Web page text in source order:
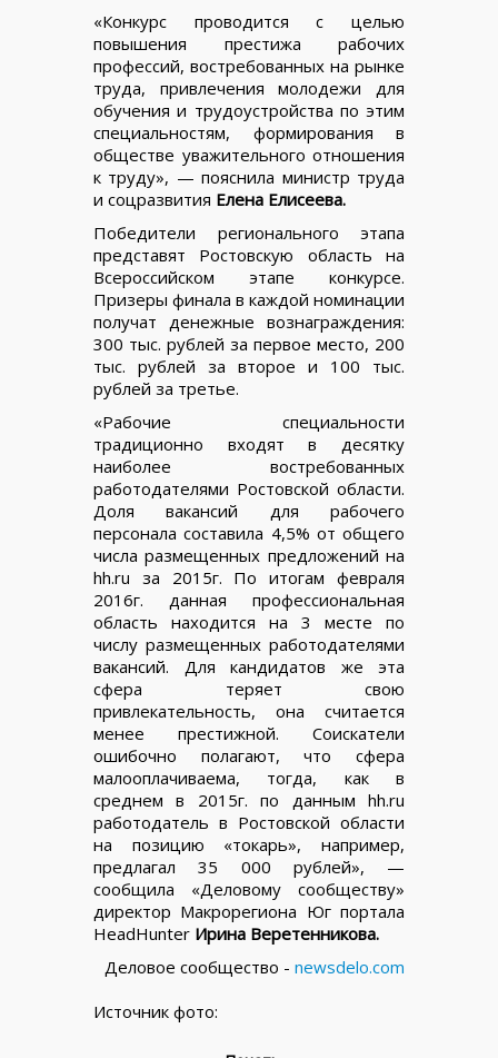
«Конкурс проводится с целью
повышения престижа рабочих
профессий, востребованных на рынке
труда, привлечения молодежи для
обучения и трудоустройства по этим
специальностям, формирования в
обществе уважительного отношения
к труду», — пояснила министр труда
и соцразвития Елена Елисеева.
Победители регионального этапа
представят Ростовскую область на
Всероссийском этапе конкурсе.
Призеры финала в каждой номинации
получат денежные вознаграждения:
300 тыс. рублей за первое место, 200
тыс. рублей за второе и 100 тыс.
рублей за третье.
«Рабочие специальности
традиционно входят в десятку
наиболее востребованных
работодателями Ростовской области.
Доля вакансий для рабочего
персонала составила 4,5% от общего
числа размещенных предложений на
hh.ru за 2015г. По итогам февраля
2016г. данная профессиональная
область находится на 3 месте по
числу размещенных работодателями
вакансий. Для кандидатов же эта
сфера теряет свою
привлекательность, она считается
менее престижной. Соискатели
ошибочно полагают, что сфера
малооплачиваема, тогда, как в
среднем в 2015г. по данным hh.ru
работодатель в Ростовской области
на позицию «токарь», например,
предлагал 35 000 рублей», —
сообщила «Деловому сообществу»
директор Макрорегиона Юг портала
HeadHunter Ирина Веретенникова.
Деловое сообщество - newsdelo.com
Источник фото: